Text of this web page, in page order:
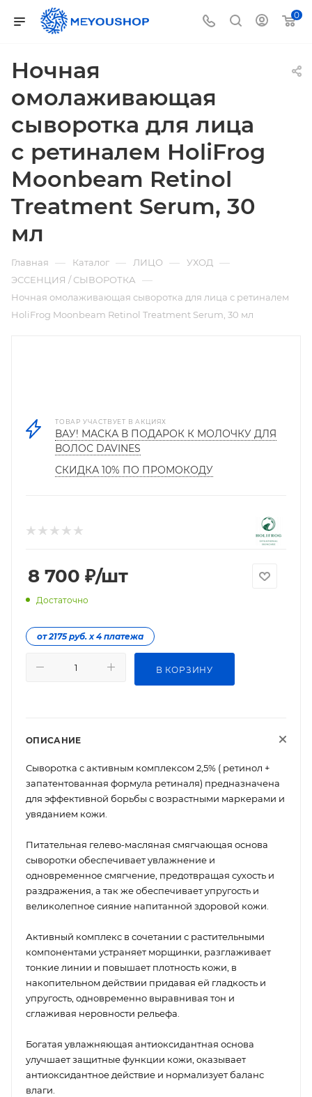
0
Ночная
омолаживающая
сыворотка для лица
с ретиналем HoliFrog
Moonbeam Retinol
Treatment Serum, 30
мл
Главная — Каталог — ЛИЦО — УХОД —
ЭССЕНЦИЯ / СЫВОРОТКА —
Ночная омолаживающая сыворотка для лица с ретиналем
HoliFrog Moonbeam Retinol Treatment Serum, 30 мл
ТОВАР УЧАСТВУЕТ В АКЦИЯХ
ВАУ! МАСКА В ПОДАРОК К МОЛОЧКУ ДЛЯ
ВОЛОС DAVINES
СКИДКА 10% ПО ПРОМОКОДУ
8 700 ₽/шт
Достаточно
от 2175 руб. х 4 платежа
В КОРЗИНУ
ОПИСАНИЕ
Сыворотка с активным комплексом 2,5% ( ретинол +
запатентованная формула ретиналя) предназначена
для эффективной борьбы с возрастными маркерами и
увяданием кожи.
Питательная гелево-масляная смягчающая основа
сыворотки обеспечивает увлажнение и
одновременное смягчение, предотвращая сухость и
раздражения, а так же обеспечивает упругость и
великолепное сияние напитанной здоровой кожи.
Активный комплекс в сочетании с растительными
компонентами устраняет морщинки, разглаживает
тонкие линии и повышает плотность кожи, в
накопительном действии придавая ей гладкость и
упругость, одновременно выравнивая тон и
сглаживая неровности рельефа.
Богатая увлажняющая антиоксидантная основа
улучшает защитные функции кожи, оказывает
антиоксидантное действие и нормализует баланс
влаги.